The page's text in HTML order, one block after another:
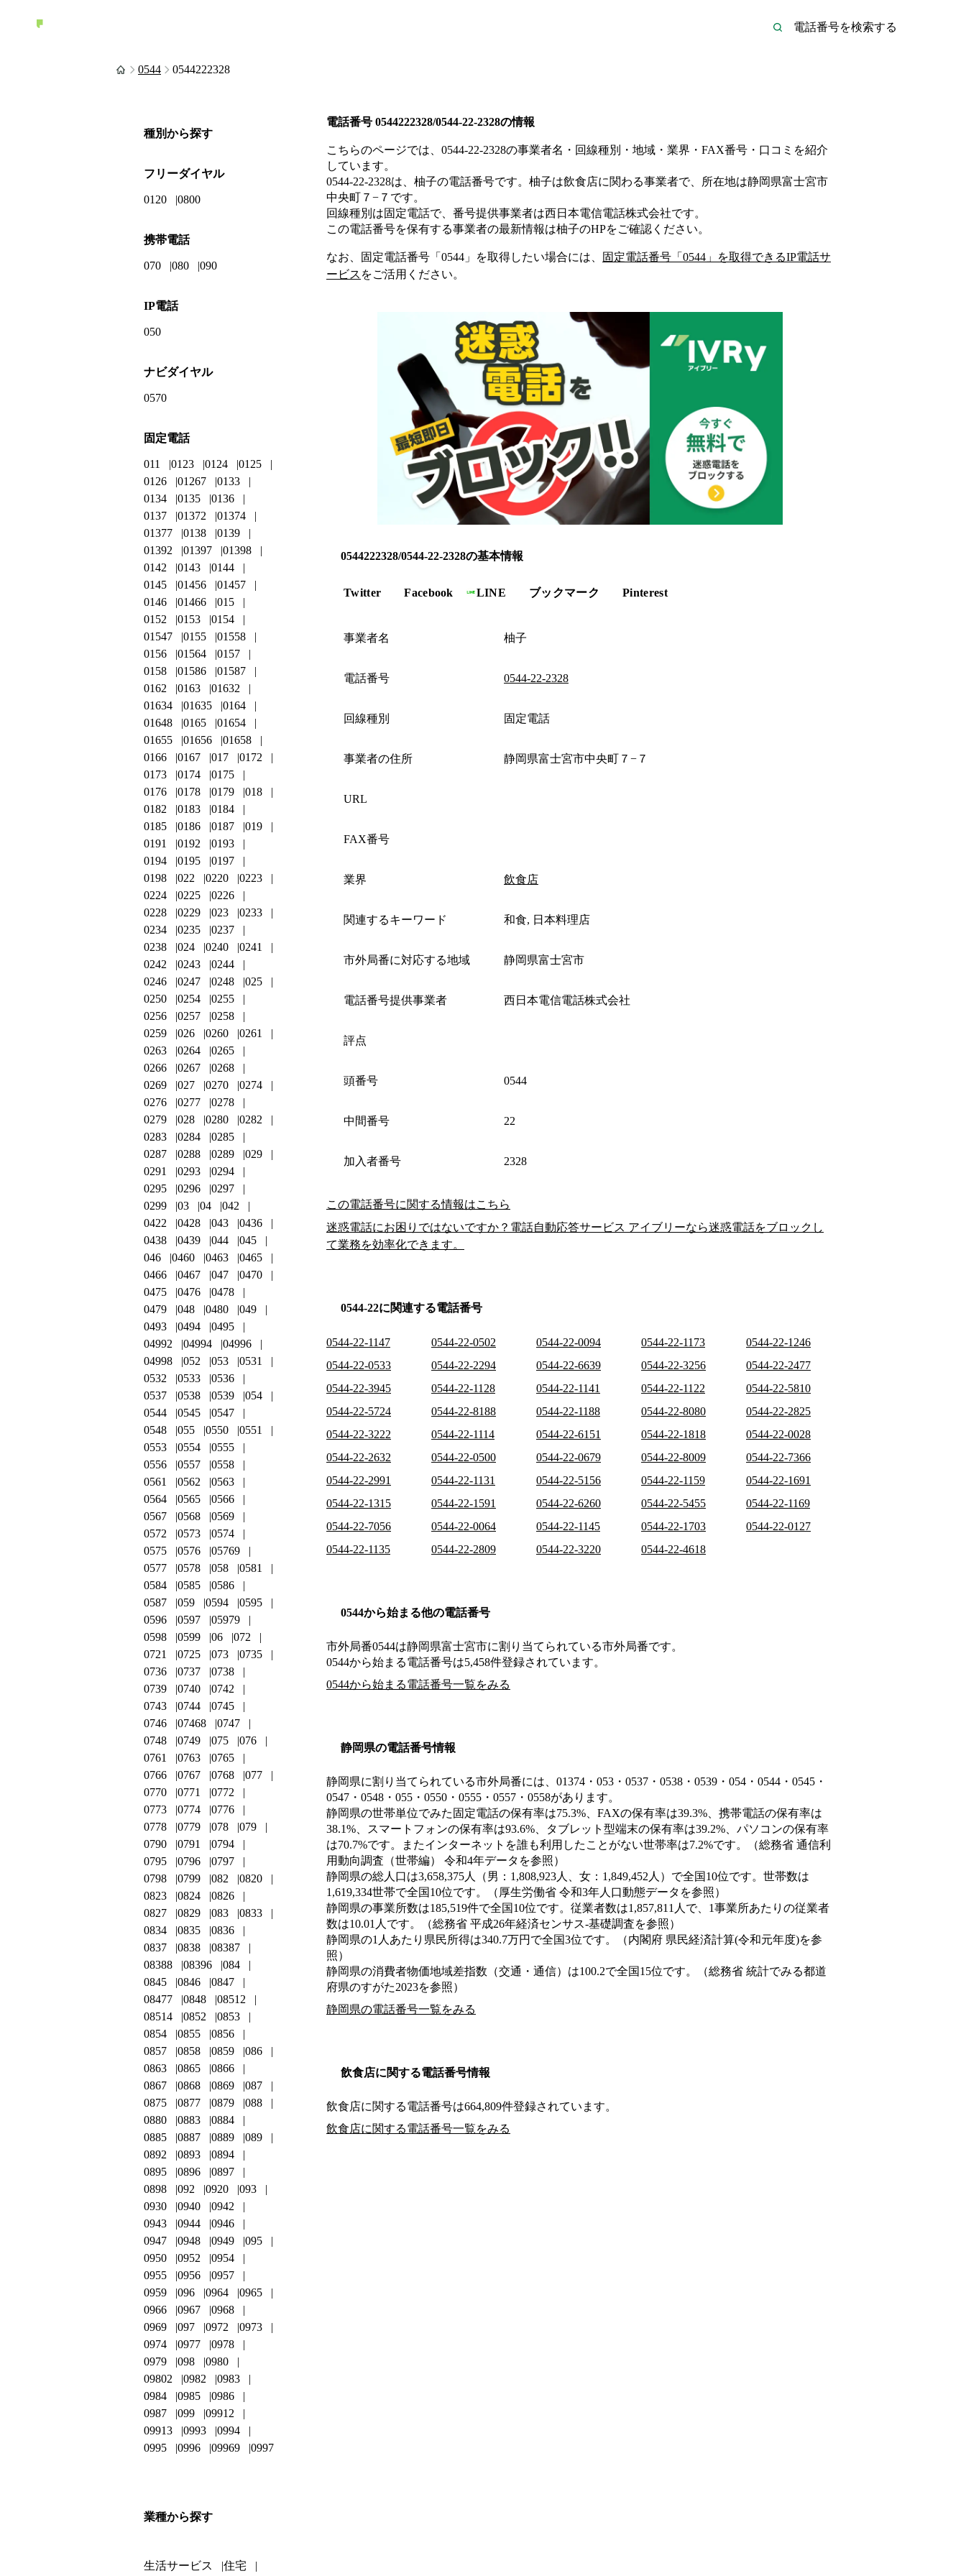
0544 0544222328
電話番号 0544222328/0544-22-2328の情報
こちらのページでは、 0544-22-2328の事業者名・回線種別・地域・業界・FAX番号・口コミを紹介
しています。
0544-22-2328は、 柚子の電話番号です。 柚子は飲食店に関わる事業者で、所在地は静岡県富士宮市
中央町７−７ です。
回線種別は固定電話で、番号提供事業者は西日本電信電話株式会社です。
この電話番号を保有する事業者の最新情報は柚子のHPをご確認ください。
なお、固定電話番号「 0544 」を取得したい場合には、 固定電話番号「 0544 」を取得できるIP電話サ
ービス をご活用ください。
0544222328/0544-22-2328の基本情報
Twitter Facebook LINE ブックマーク Pinterest
事業者名 柚子
電話番号 0544-22-2328
回線種別 固定電話
事業者の住所 静岡県富士宮市中央町７−７
URL
FAX番号
業界 飲食店
関連するキーワード 和食, 日本料理店
市外局番に対応する地域 静岡県富士宮市
電話番号提供事業者 西日本電信電話株式会社
評点
頭番号 0544
中間番号 22
加入者番号 2328
この電話番号に関する情報はこちら
迷惑電話にお困りではないですか？電話自動応答サービス アイブリーなら迷惑電話をブロックし
て業務を効率化できます。
0544-22に関連する電話番号
0544-22-1147 0544-22-0502 0544-22-0094 0544-22-1173
0544-22-1246
0544-22-0533
0544-22-2294 0544-22-6639 0544-22-3256
0544-22-2477
0544-22-3945
0544-22-1128 0544-22-1141 0544-22-1122
0544-22-5810
0544-22-5724
0544-22-8188 0544-22-1188 0544-22-8080
0544-22-2825
0544-22-3222
0544-22-1114 0544-22-6151 0544-22-1818
0544-22-0028
0544-22-2632
0544-22-0500 0544-22-0679 0544-22-8009
0544-22-7366
0544-22-2991
0544-22-1131 0544-22-5156 0544-22-1159
0544-22-1691
0544-22-1315
0544-22-1591 0544-22-6260 0544-22-5455
0544-22-1169
0544-22-7056
0544-22-0064 0544-22-1145 0544-22-1703
0544-22-0127
0544-22-1135
0544-22-2809 0544-22-3220 0544-22-4618
0544から始まる他の電話番号
市外局番0544は静岡県富士宮市に割り当てられている市外局番です。
0544から始まる電話番号は5,458件登録されています。
0544から始まる電話番号一覧をみる
静岡県の電話番号情報
静岡県に割り当てられている市外局番には、01374・053・0537・0538・0539・054・0544・0545・
0547・0548・055・0550・0555・0557・0558があります。
静岡県の世帯単位でみた固定電話の保有率は75.3%、FAXの保有率は39.3%、携帯電話の保有率は
38.1%、スマートフォンの保有率は93.6%、タブレット型端末の保有率は39.2%、パソコンの保有率
は70.7%です。またインターネットを誰も利用したことがない世帯率は7.2%です。（総務省 通信利
用動向調査（世帯編） 令和4年データを参照）
静岡県の総人口は3,658,375人（男：1,808,923人、女：1,849,452人）で全国10位です。世帯数は
1,619,334世帯で全国10位です。（厚生労働省 令和3年人口動態データを参照）
静岡県の事業所数は185,519件で全国10位です。従業者数は1,857,811人で、1事業所あたりの従業者
数は10.01人です。（総務省 平成26年経済センサス‐基礎調査を参照）
静岡県の1人あたり県民所得は340.7万円で全国3位です。（内閣府 県民経済計算(令和元年度)を参
照）
静岡県の消費者物価地域差指数（交通・通信）は100.2で全国15位です。（総務省 統計でみる都道
府県のすがた2023を参照）
静岡県の電話番号一覧をみる
飲食店に関する電話番号情報
飲食店に関する電話番号は664,809件登録されています。
飲食店に関する電話番号一覧をみる
種別から探す
フリーダイヤル
0120 0800
携帯電話
070 080 090
IP電話
050
ナビダイヤル
0570
固定電話
011 0123 0124
0125
0126
01267
0133
0134
0135
0136
0137
01372
01374
01377
0138
0139
01392
01397
01398
0142
0143
0144
0145
01456
01457
0146
01466
015
0152
0153
0154
01547
0155
01558
0156
01564
0157
0158
01586
01587
0162
0163
01632
01634
01635
0164
01648
0165
01654
01655
01656
01658
0166
0167 017
0172
0173
0174
0175
0176
0178 0179
018
0182
0183
0184
0185
0186 0187
019
0191
0192
0193
0194
0195
0197
0198
022 0220
0223
0224
0225
0226
0228
0229 023
0233
0234
0235
0237
0238
024 0240
0241
0242
0243
0244
0246
0247 0248
025
0250
0254
0255
0256
0257
0258
0259
026 0260
0261
0263
0264
0265
0266
0267
0268
0269
027 0270
0274
0276
0277
0278
0279
028 0280
0282
0283
0284
0285
0287
0288 0289
029
0291
0293
0294
0295
0296
0297
0299
03 04
042
0422
0428 043
0436
0438
0439 044
045
046
0460 0463
0465
0466
0467 047
0470
0475
0476
0478
0479
048 0480
049
0493
0494
0495
04992
04994
04996
04998
052 053
0531
0532
0533
0536
0537
0538 0539
054
0544
0545
0547
0548
055 0550
0551
0553
0554
0555
0556
0557
0558
0561
0562
0563
0564
0565
0566
0567
0568
0569
0572
0573
0574
0575
0576
05769
0577
0578 058
0581
0584
0585
0586
0587
059 0594
0595
0596
0597
05979
0598
0599 06
072
0721
0725 073
0735
0736
0737
0738
0739
0740
0742
0743
0744
0745
0746
07468
0747
0748
0749 075
076
0761
0763
0765
0766
0767 0768
077
0770
0771
0772
0773
0774
0776
0778
0779 078
079
0790
0791
0794
0795
0796
0797
0798
0799 082
0820
0823
0824
0826
0827
0829 083
0833
0834
0835
0836
0837
0838
08387
08388
08396
084
0845
0846
0847
08477
0848
08512
08514
0852
0853
0854
0855
0856
0857
0858 0859
086
0863
0865
0866
0867
0868 0869
087
0875
0877 0879
088
0880
0883
0884
0885
0887 0889
089
0892
0893
0894
0895
0896
0897
0898
092 0920
093
0930
0940
0942
0943
0944
0946
0947
0948 0949
095
0950
0952
0954
0955
0956
0957
0959
096 0964
0965
0966
0967
0968
0969
097 0972
0973
0974
0977
0978
0979
098
0980
09802
0982
0983
0984
0985
0986
0987
099
09912
09913
0993
0994
0995
0996 09969 0997
業種から探す
生活サービス 住宅